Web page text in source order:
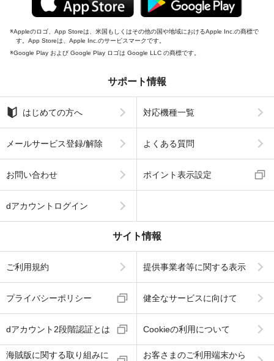
Appleのロゴ、App Storeは、米国もしくはその他の国や地域におけるApple Inc.の商標で
す。App Storeは、Apple Inc.のサービスマークです。
Google Play および Google Play ロゴは Google LLC の商標です。
サポート情報
はじめての方へ 対応機種一覧
メールサービス登録/解除 よくある質問
お問い合わせ ポイント表示設定
dアカウントログイン
サイト情報
ご利用規約 提供事業者等に関する表示
プライバシーポリシー 健全なサービスに向けて
dアカウント2段階認証とは Cookieの利用について
海賊版に関する取り組みに
お客さまのご利用端末から